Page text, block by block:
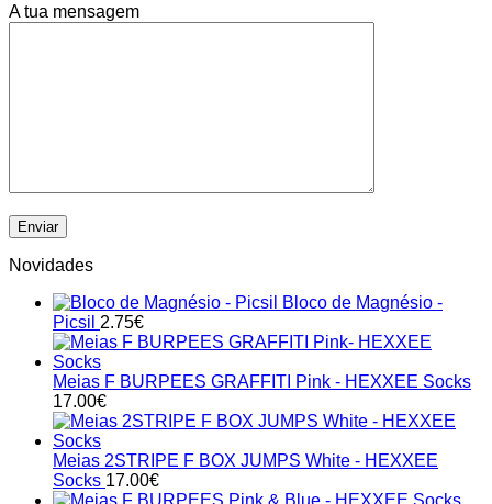
A tua mensagem
Novidades
Bloco de Magnésio -
Picsil 2.75€
Meias F BURPEES GRAFFITI Pink - HEXXEE Socks
17.00€
Meias 2STRIPE F BOX JUMPS White - HEXXEE
Socks 17.00€